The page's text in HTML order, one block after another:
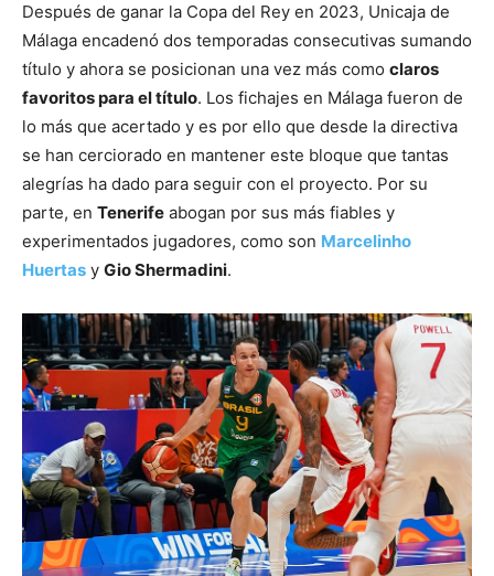
Después de ganar la Copa del Rey en 2023, Unicaja de
Málaga encadenó dos temporadas consecutivas sumando
título y ahora se posicionan una vez más como claros
favoritos para el título. Los fichajes en Málaga fueron de
lo más que acertado y es por ello que desde la directiva
se han cerciorado en mantener este bloque que tantas
alegrías ha dado para seguir con el proyecto. Por su
parte, en Tenerife abogan por sus más fiables y
experimentados jugadores, como son Marcelinho
Huertas y Gio Shermadini.